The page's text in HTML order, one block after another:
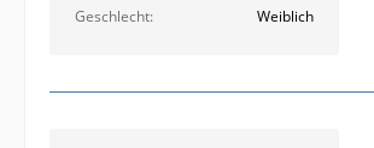
Geschlecht
Weiblich